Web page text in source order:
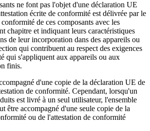
ne font pas l'objet d'une déclaration UE
écrite de conformité est délivrée par le
de ces composants avec les
chapitre et indiquant leurs caractéristiques
de leur incorporation dans des appareils ou
qui contribuent au respect des exigences
qui s'appliquent aux appareils ou aux
finis.
d'une copie de la déclaration UE de
de conformité. Cependant, lorsqu'un
est livré à un seul utilisateur, l'ensemble
être accompagné d'une seule copie de la
ou de l'attestation de conformité